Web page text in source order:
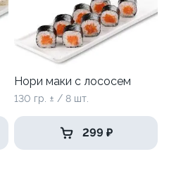
Нори маки с лососем
130 гр. ± / 8 шт.
299 ₽